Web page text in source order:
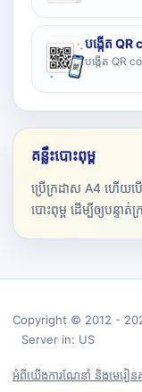
បង្កើត QR
បង្កើត QR
គន្លឹះបោះពុម្ព
ប្រើក្រដាស A4 ហើយប
បោះពុម្ព ដើម្បីឲ្យបន្ទា
Copyright © 2012 -
Server in: US
អំពីយើងការណែនាំ និងមេរៀន